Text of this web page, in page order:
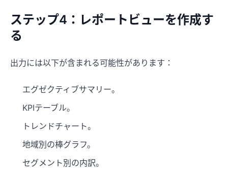
ステップ4：レポートビューを作成す
る
出力には以下が含まれる可能性があります：
エグゼクティブサマリー。
KPIテーブル。
トレンドチャート。
地域別の棒グラフ。
セグメント別の内訳。